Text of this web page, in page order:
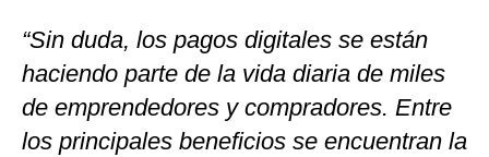
“Sin duda, los pagos digitales se están
haciendo parte de la vida diaria de miles
de emprendedores y compradores. Entre
los principales beneficios se encuentran la